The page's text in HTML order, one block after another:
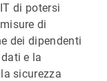
di potersi
di
dei dipendenti
e la
sicurezza